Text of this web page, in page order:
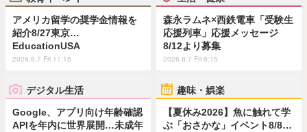
アメリカ留学の奨学金情報を
紹介8/27東京…
EducationUSA
2026.8.7 Fri 11:15
森永ラムネ×西鉄電車「受験生
応援列車」応援メッセージ
8/12より募集
2026.8.7 Fri 9:15
デジタル生活
Google、アプリ向け年齢確認
APIを年内に世界展開…未成年
趣味・娯楽
【夏休み2026】魚に触れて学
ぶ「おさかな」イベント8/8…